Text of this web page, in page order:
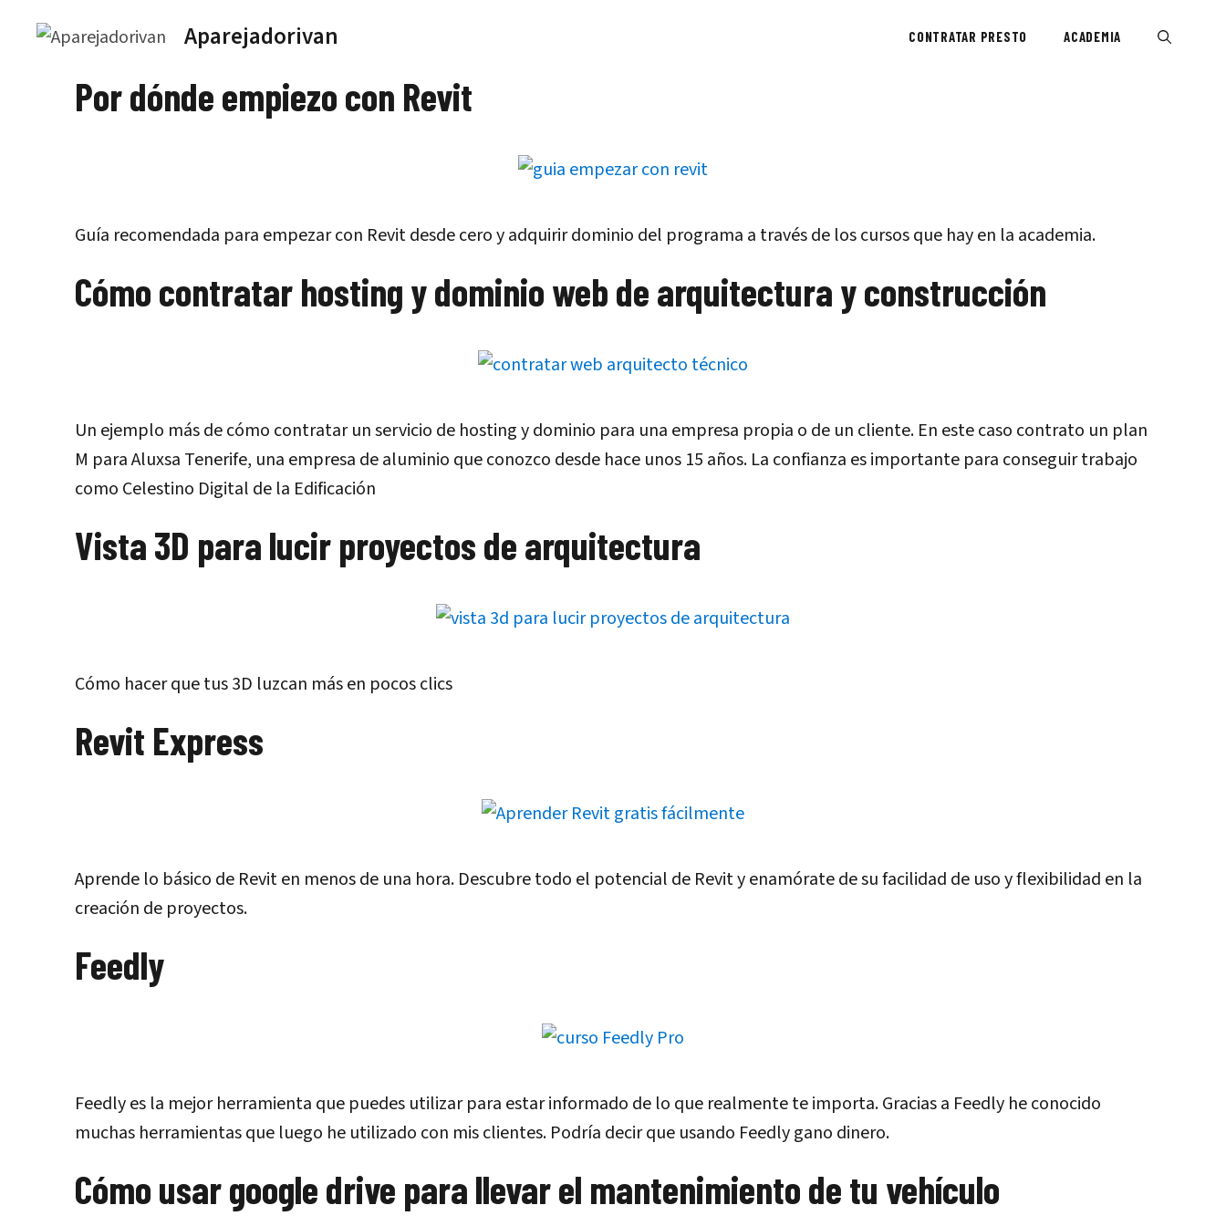
Aparejadorivan CONTRATAR PRESTO ACADEMIA
Por dónde empiezo con Revit
Guía recomendada para empezar con Revit desde cero y adquirir dominio del programa a través de los cursos que hay en la academia.
Cómo contratar hosting y dominio web de arquitectura y construcción
Un ejemplo más de cómo contratar un servicio de hosting y dominio para una empresa propia o de un cliente. En este caso contrato un plan
M para Aluxsa Tenerife, una empresa de aluminio que conozco desde hace unos 15 años. La confianza es importante para conseguir trabajo
como Celestino Digital de la Edificación
Vista 3D para lucir proyectos de arquitectura
Cómo hacer que tus 3D luzcan más en pocos clics
Revit Express
Aprende lo básico de Revit en menos de una hora. Descubre todo el potencial de Revit y enamórate de su facilidad de uso y flexibilidad en la
creación de proyectos.
Feedly
Feedly es la mejor herramienta que puedes utilizar para estar informado de lo que realmente te importa. Gracias a Feedly he conocido
muchas herramientas que luego he utilizado con mis clientes. Podría decir que usando Feedly gano dinero.
Cómo usar google drive para llevar el mantenimiento de tu vehículo